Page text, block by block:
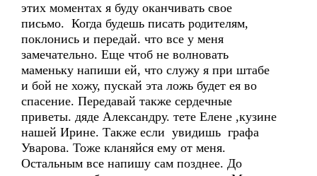
этих моментах я буду оканчивать свое
письмо. Когда будешь писать родителям,
поклонись и передай. что все у меня
замечательно. Еще чтоб не волновать
маменьку напиши ей, что служу я при штабе
и бой не хожу, пускай эта ложь будет ея во
спасение. Передавай также сердечные
приветы. дяде Александру. тете Елене ,кузине
нашей Ирине. Также если увидишь графа
Уварова. Тоже кланяйся ему от меня.
Остальным все напишу сам позднее. До